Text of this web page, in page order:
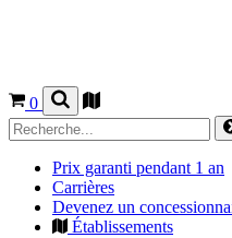
0
Prix garanti pendant 1 an
Carrières
Devenez un
Établissements